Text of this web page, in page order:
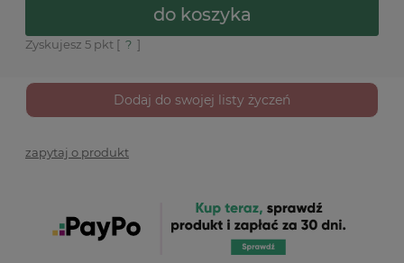
do koszyka
Zyskujesz 5 pkt [ ? ]
Dodaj do swojej listy życzeń
zapytaj o produkt